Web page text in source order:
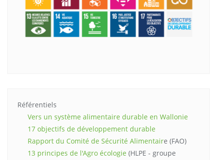
Référentiels
Vers un système alimentaire durable en Wallonie
17 objectifs de développement durable
Rapport du Comité de Sécurité Alimentaire (FAO)
13 principes de l'Agro écologie (HLPE - groupe